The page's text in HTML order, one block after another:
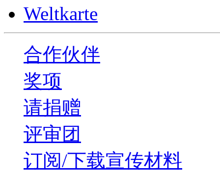
Weltkarte
合作伙伴
奖项
请捐赠
评审团
订阅/下载宣传材料